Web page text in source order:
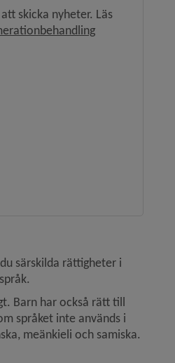
skicka nyheter. Läs
särskilda rättigheter i
Barn har också rätt till
språket inte används i
meänkieli och samiska.